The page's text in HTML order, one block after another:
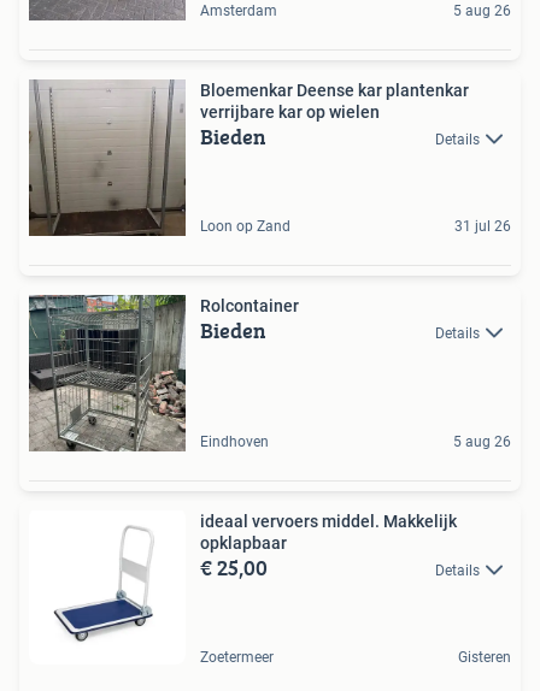
Amsterdam 5 aug 26
Bloemenkar Deense kar plantenkar
verrijbare kar op wielen
Bieden Details
Loon op Zand 31 jul 26
Rolcontainer
Bieden Details
Eindhoven 5 aug 26
ideaal vervoers middel. Makkelijk
opklapbaar
€ 25,00 Details
Zoetermeer Gisteren